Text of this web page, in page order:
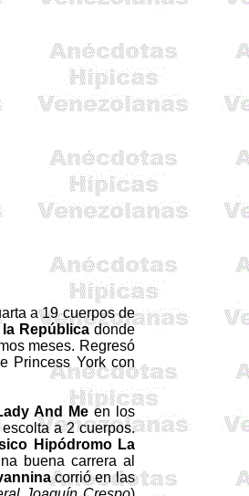
a 19 cuerpos de
Repúblicadonde
meses. Regresó
Princess York con
And Me en los
a 2 cuerpos.
Hipódromo La
buena carrera al
corrió en las